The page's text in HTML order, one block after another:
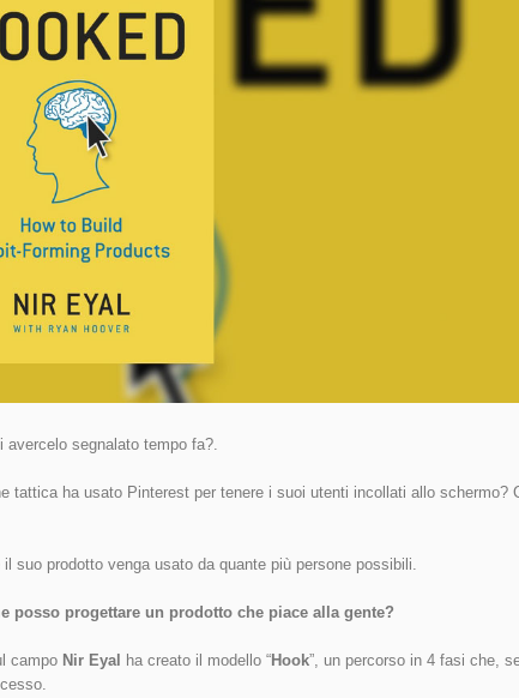
avercelo segnalato tempo fa?.
tattica ha usato Pinterest per tenere i suoi utenti incollati allo schermo?
suo prodotto venga usato da quante più persone possibili.
posso progettare un prodotto che piace alla gente?
campo Nir Eyal ha creato il modello “Hook”, un percorso in 4 fasi che,